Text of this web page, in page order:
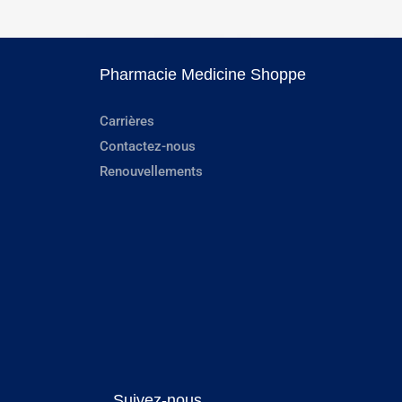
Pharmacie Medicine Shoppe
Carrières
Contactez-nous
Renouvellements